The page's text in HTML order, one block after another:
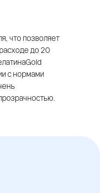
что позволяет
до 20
с нормами